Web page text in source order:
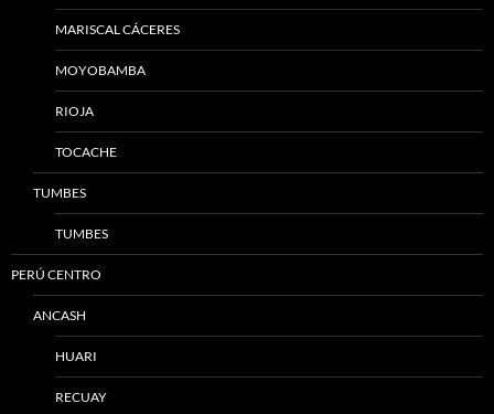
MARISCAL CÁCERES
MOYOBAMBA
RIOJA
TOCACHE
TUMBES
TUMBES
PERÚ CENTRO
ANCASH
HUARI
RECUAY